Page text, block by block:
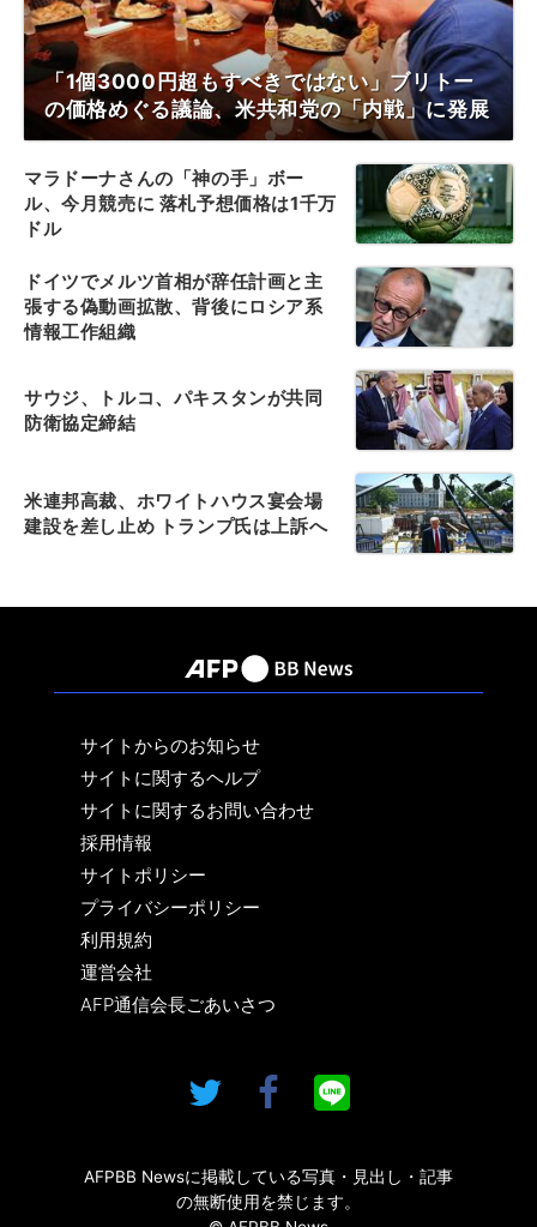
「1個3000円超もすべきではない」ブリトー
の価格めぐる議論、米共和党の「内戦」に発展
マラドーナさんの「神の手」ボー
ル、今月競売に 落札予想価格は1千万
ドル
ドイツでメルツ首相が辞任計画と主
張する偽動画拡散、背後にロシア系
情報工作組織
サウジ、トルコ、パキスタンが共同
防衛協定締結
米連邦高裁、ホワイトハウス宴会場
建設を差し止め トランプ氏は上訴へ
サイトからのお知らせ
サイトに関するヘルプ
サイトに関するお問い合わせ
採用情報
サイトポリシー
プライバシーポリシー
利用規約
運営会社
AFP通信会長ごあいさつ
AFPBB Newsに掲載している写真・見出し・記事
の無断使用を禁じます。